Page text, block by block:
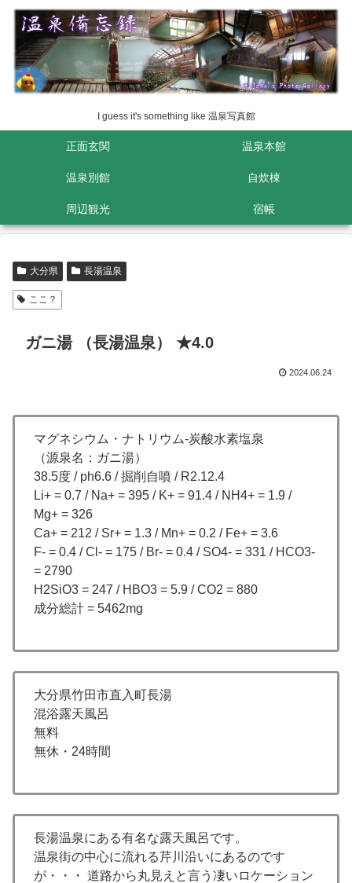
I guess it's something like 温泉写真館
正面玄関 温泉本館
温泉別館 自炊棟
周辺観光 宿帳
大分県 長湯温泉
ここ？
ガニ湯 （長湯温泉） ★4.0
2024.06.24
マグネシウム・ナトリウム-炭酸水素塩泉
（源泉名：ガニ湯）
38.5度 / ph6.6 / 掘削自噴 / R2.12.4
Li+ = 0.7 / Na+ = 395 / K+ = 91.4 / NH4+ = 1.9 /
Mg+ = 326
Ca+ = 212 / Sr+ = 1.3 / Mn+ = 0.2 / Fe+ = 3.6
F- = 0.4 / Cl- = 175 / Br- = 0.4 / SO4- = 331 / HCO3-
= 2790
H2SiO3 = 247 / HBO3 = 5.9 / CO2 = 880
成分総計 = 5462mg
大分県竹田市直入町長湯
混浴露天風呂
無料
無休・24時間
長湯温泉にある有名な露天風呂です。
温泉街の中心に流れる芹川沿いにあるのです
が・・・ 道路から丸見えと言う凄いロケーション